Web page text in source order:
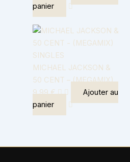
panier
SINGLES
MICHAEL JACKSON &
50 CENT – (MEGAMIX)
9,99€
Ajouter au
panier